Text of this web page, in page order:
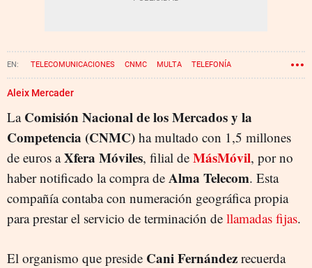
TELECOMUNICACIONES CNMC MULTA TELEFONÍA
MÁSMÓVIL
Aleix Mercader
La Comisión Nacional de los Mercados y la
Competencia (CNMC) ha multado con 1,5 millones
de euros aXfera Móviles, filial de MásMóvil, por no
haber notificado la compra de Alma Telecom. Esta
compañía contaba con numeración geográfica propia
para prestar el servicio de terminación de llamadas fijas.
El organismo que preside CaniFernández recuerda